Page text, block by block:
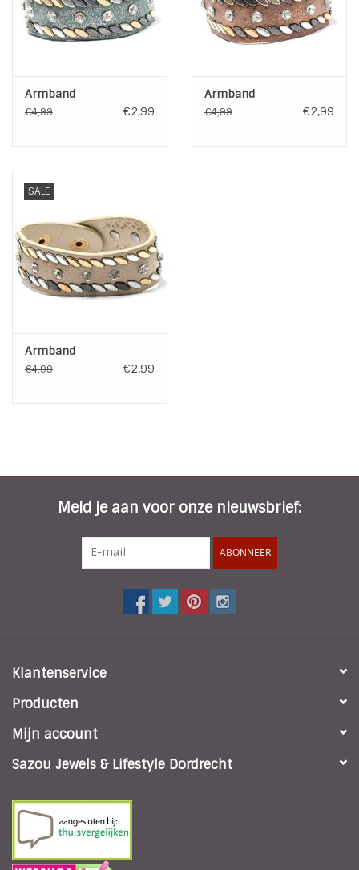
Armband
€4,99 €2,99
Armband
€4,99 €2,99
SALE
Armband
€4,99 €2,99
Meld je aan voor onze nieuwsbrief:
ABONNEER
Klantenservice
Producten
Mijn account
Sazou Jewels & Lifestyle Dordrecht